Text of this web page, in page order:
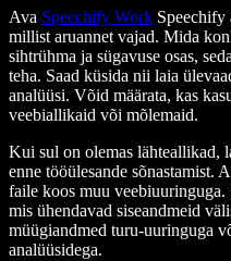
Ava Speechify Work
millist aruannet vajad. Mida
sihtrühma ja sügavuse osas,
teha. Saad küsida nii laia
analüüsi. Võid määrata, kas
veebiallikaid või mõlemaid.
Kui sul on olemas lähteallikad,
enne tööülesande sõnastamist.
faile koos muu
mis ühendavad siseandmeid
müügiandmed turu-uuringuga
analüüsidega.